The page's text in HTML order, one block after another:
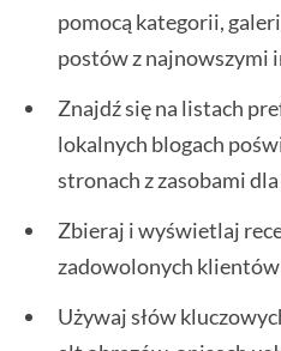
pomocą kategorii,
postów z najnowszymi
Znajdź się na listach
lokalnych blogach
stronach z zasobami
Zbieraj i wyświetlaj
zadowolonych
Używaj słów